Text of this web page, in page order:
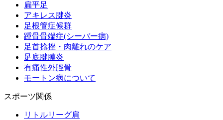
扁平足
アキレス腱炎
足根管症候群
踵骨骨端症(シーバー病)
足首捻挫・肉離れのケア
足底腱膜炎
有痛性外脛骨
モートン病について
スポーツ関係
リトルリーグ肩